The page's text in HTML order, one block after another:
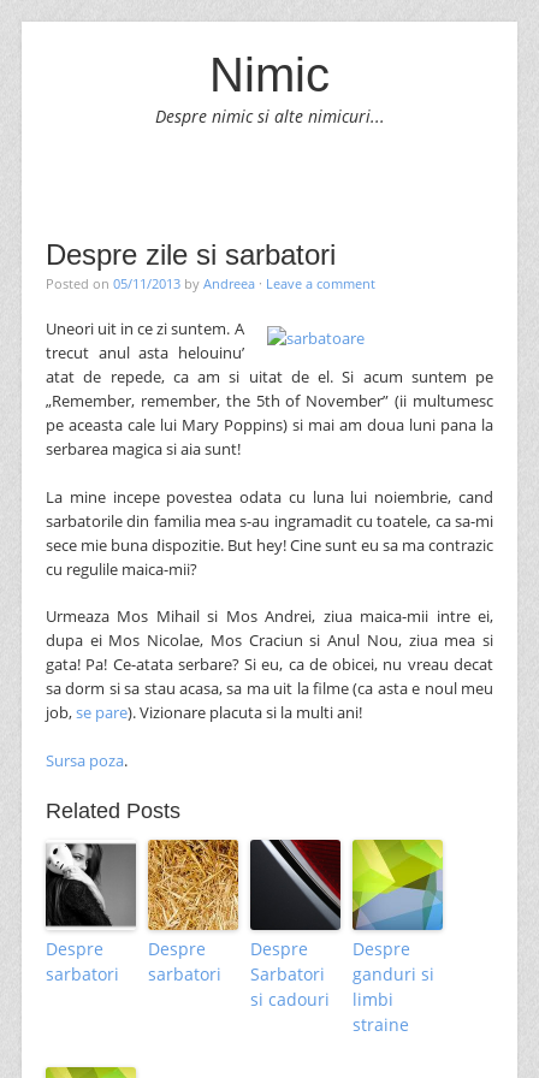
Nimic
Despre nimic si alte nimicuri...
Despre zile si sarbatori
Posted on 05/11/2013 by Andreea · Leave a comment
Uneori uit in ce zi suntem. A
trecut anul asta helouinu’
atat de repede, ca am si uitat de el. Si acum suntem pe
„Remember, remember, the 5th of November” (ii multumesc
pe aceasta cale lui Mary Poppins) si mai am doua luni pana la
serbarea magica si aia sunt!
La mine incepe povestea odata cu luna lui noiembrie, cand
sarbatorile din familia mea s-au ingramadit cu toatele, ca sa-mi
sece mie buna dispozitie. But hey! Cine sunt eu sa ma contrazic
cu regulile maica-mii?
Urmeaza Mos Mihail si Mos Andrei, ziua maica-mii intre ei,
dupa ei Mos Nicolae, Mos Craciun si Anul Nou, ziua mea si
gata! Pa! Ce-atata serbare? Si eu, ca de obicei, nu vreau decat
sa dorm si sa stau acasa, sa ma uit la filme (ca asta e noul meu
job,se pare). Vizionare placuta si la multi ani!
Sursa poza.
Related Posts
Despre
sarbatori
Despre
sarbatori
Despre
Sarbatori
si cadouri
Despre
ganduri si
limbi
straine